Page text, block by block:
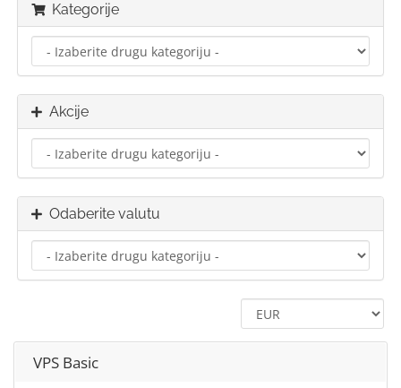
Kategorije
Akcije
Odaberite valutu
VPS Basic